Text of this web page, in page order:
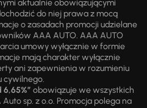
aktualnie obowiązującymi
do niej prawa z mocą
o zasadach promocji udzielane
AAA AUTO. AAA AUTO
umowy wyłącznie w formie
mają charakter wyłącznie
ani zapewnienia w rozumieniu
cywilnego.
obowiązuje we wszystkich
sp. z o.o. Promocja polega na